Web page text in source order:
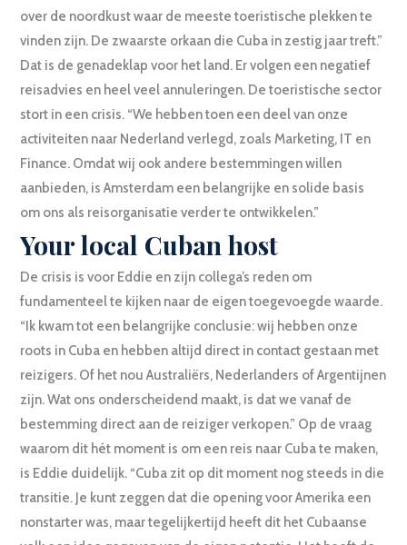
over de noordkust waar de meeste toeristische plekken te
vinden zijn. De zwaarste orkaan die Cuba in zestig jaar treft.”
Dat is de genadeklap voor het land. Er volgen een negatief
reisadvies en heel veel annuleringen. De toeristische sector
stort in een crisis. “We hebben toen een deel van onze
activiteiten naar Nederland verlegd, zoals Marketing, IT en
Finance. Omdat wij ook andere bestemmingen willen
aanbieden, is Amsterdam een belangrijke en solide basis
om ons als reisorganisatie verder te ontwikkelen.”
Your local Cuban host
De crisis is voor Eddie en zijn collega’s reden om
fundamenteel te kijken naar de eigen toegevoegde waarde.
“Ik kwam tot een belangrijke conclusie: wij hebben onze
roots in Cuba en hebben altijd direct in contact gestaan met
reizigers. Of het nou Australiërs, Nederlanders of Argentijnen
zijn. Wat ons onderscheidend maakt, is dat we vanaf de
bestemming direct aan de reiziger verkopen.” Op de vraag
waarom dit hét moment is om een reis naar Cuba te maken,
is Eddie duidelijk. “Cuba zit op dit moment nog steeds in die
transitie. Je kunt zeggen dat die opening voor Amerika een
nonstarter was, maar tegelijkertijd heeft dit het Cubaanse